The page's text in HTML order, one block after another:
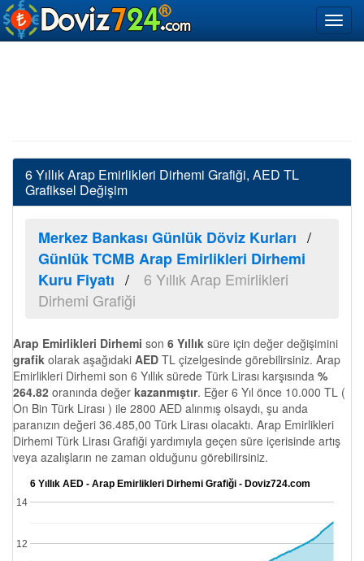
6 Yıllık Arap Emirlikleri Dirhemi Grafiği, AED TL
Grafiksel Değişim
Merkez Bankası Günlük Döviz Kurları
Günlük TCMB Arap Emirlikleri Dirhemi
Kuru Fiyatı
6 Yıllık Arap Emirlikleri
Dirhemi Grafiği
Arap Emirlikleri Dirhemi son 6 Yıllık süre için değer değişimini
grafik olarak aşağıdaki AED TL çizelgesinde görebilirsiniz. Arap
Emirlikleri Dirhemi son 6 Yıllık sürede Türk Lirası karşısında %
264.82 oranında değer kazanmıştır. Eğer 6 Yıl önce 10.000 TL (
On Bin Türk Lirası ) ile 2800 AED alınmış olsaydı, şu anda
paranızın değeri 36.485,00 Türk Lirası olacaktı. Arap Emirlikleri
Dirhemi Türk Lirası Grafiği yardımıyla geçen süre içerisinde artış
veya azalışların ne zaman olduğunu görebilirsiniz.
6 Yıllık AED - Arap Emirlikleri Dirhemi Grafiği - Doviz724.com
12
14